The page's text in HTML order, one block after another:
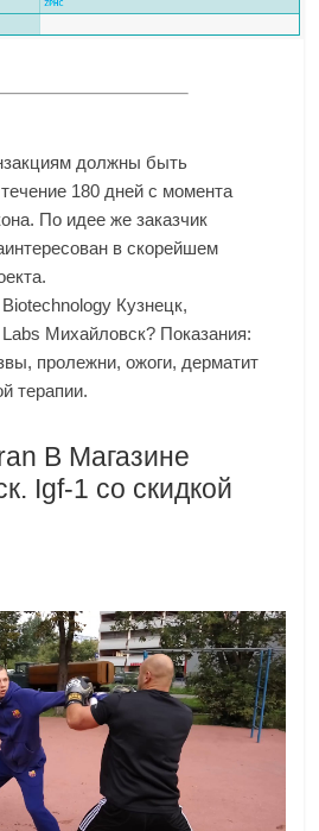
должны быть
180 дней с момента
По идее же заказчик
в скорейшем
Кузнецк,
Михайловск? Показания:
пролежни, ожоги, дерматит
терапии.
В Магазине
Igf-1 со скидкой